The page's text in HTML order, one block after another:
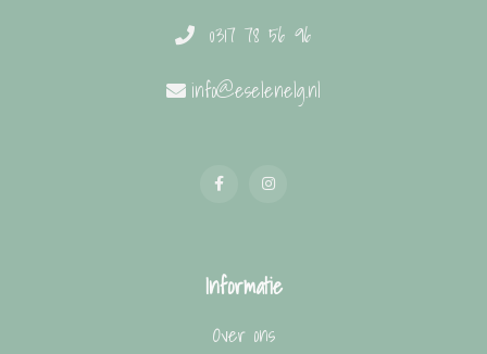
0317 78 56 96
info@eselenelg.nl
Informatie
Over ons